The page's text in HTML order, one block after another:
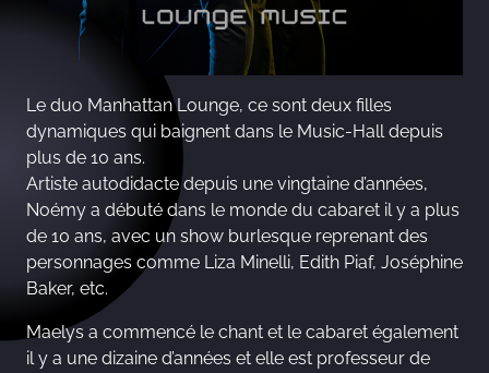
Le duo Manhattan Lounge, ce sont deux filles
dynamiques qui baignent dans le Music-Hall depuis
plus de 10 ans.
Artiste autodidacte depuis une vingtaine d’années,
Noémy a débuté dans le monde du cabaret il y a plus
de 10 ans, avec un show burlesque reprenant des
personnages comme Liza Minelli, Edith Piaf, Joséphine
Baker, etc.
Maelys a commencé le chant et le cabaret également
il y a une dizaine d’années et elle est professeur de